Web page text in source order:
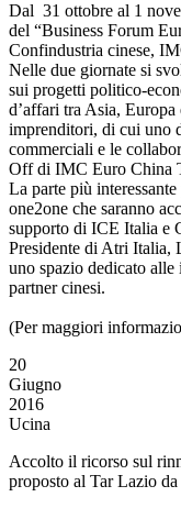
Dal 31 ottobre al 1
del “Business Forum
Confindustria cinese,
Nelle due giornate si
sui progetti politico-
d’affari tra Asia,
imprenditori, di cui uno
commerciali e le
Off di IMC Euro China
La parte più
one2one che saranno
supporto di ICE Italia e
Presidente di Atri Italia,
uno spazio dedicato
partner cinesi.
(Per maggiori
20
Giugno
2016
Ucina
Accolto il ricorso sul
proposto al Tar Lazio